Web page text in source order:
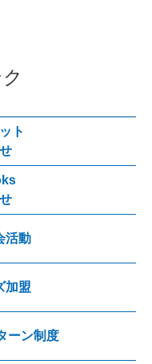
ト
活動
加盟
ーン制度